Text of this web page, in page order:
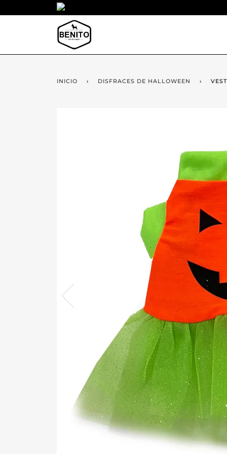
INICIO › DISFRACES DE HALLOWEEN ›